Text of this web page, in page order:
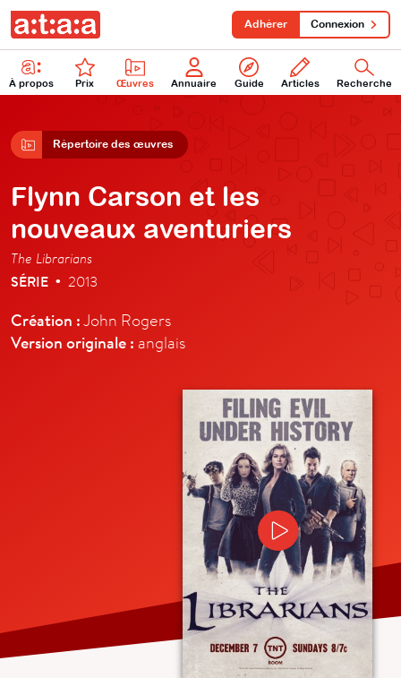
À propos Prix Œuvres Annuaire Guide Articles Recherche
Adhérer Connexion
Répertoire des œuvres
Flynn Carson et les
nouveaux aventuriers
The Librarians
SÉRIE • 2013
Création :John Rogers
Version originale : anglais